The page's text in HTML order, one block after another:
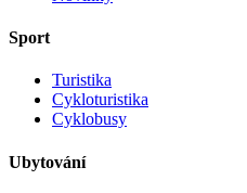
Sport
Turistika
Cykloturistika
Cyklobusy
Ubytování